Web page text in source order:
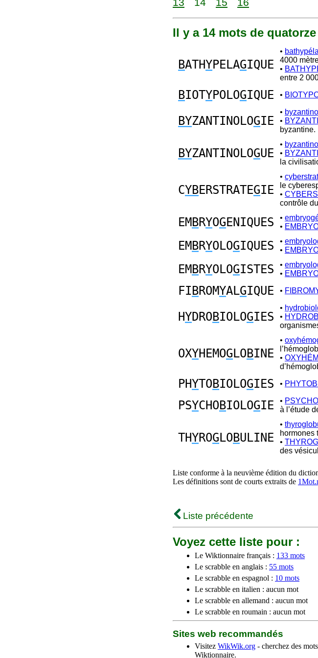
Il y a 14 mots de
BATHYPELAGIQUE
•
4000
•
entre 2
BIOTYPOLOGIQUE •
BYZANTINOLOGIE
•
•
byzantine.
BYZANTINOLOGUE
•
•
la
CYBERSTRATEGIE
•
le
•
contrôle
EM BRYOGENIQUES •
•
EM BRYOLOGIQUES •
•
EM BRYOLOGISTES •
•
FI BROMYALGIQUE •
HYDROBIOLOGIES
•
•
OXYHEMOG LOBINE
•
•
PHYTOBIOLOGIES •
PSYCHOBIOLOGIE •
à l’étude
THYROG LOBULINE
•
hormones
•
des
Liste conforme à la neuvième édition du
Les définitions sont de courts extraits de
Liste précédente
Voyez cette liste pour :
Le Wiktionnaire français : 133 mots
Le scrabble en anglais : 55 mots
Le scrabble en espagnol : 10 mots
Le scrabble en italien : aucun mot
Le scrabble en allemand : aucun mot
Le scrabble en roumain : aucun mot
Sites web recommandés
Visitez WikWik.org - cherchez des
Wiktionnaire.